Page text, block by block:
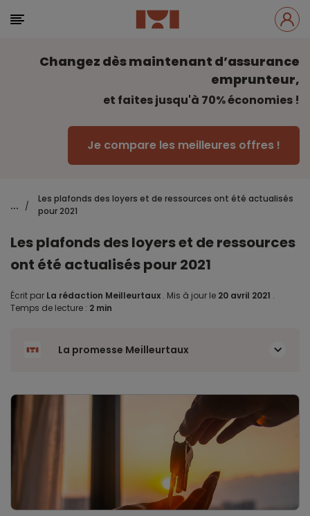
Changez dès maintenant d’assurance
emprunteur,
et faites jusqu'à 70% économies !
Je compare les meilleures offres !
... /
Les plafonds des loyers et de ressources ont été actualisés
pour 2021
Les plafonds des loyers et de ressources
ont été actualisés pour 2021
Écrit par La rédaction Meilleurtaux . Mis à jour le 20 avril 2021 .
Temps de lecture : 2 min
La promesse Meilleurtaux